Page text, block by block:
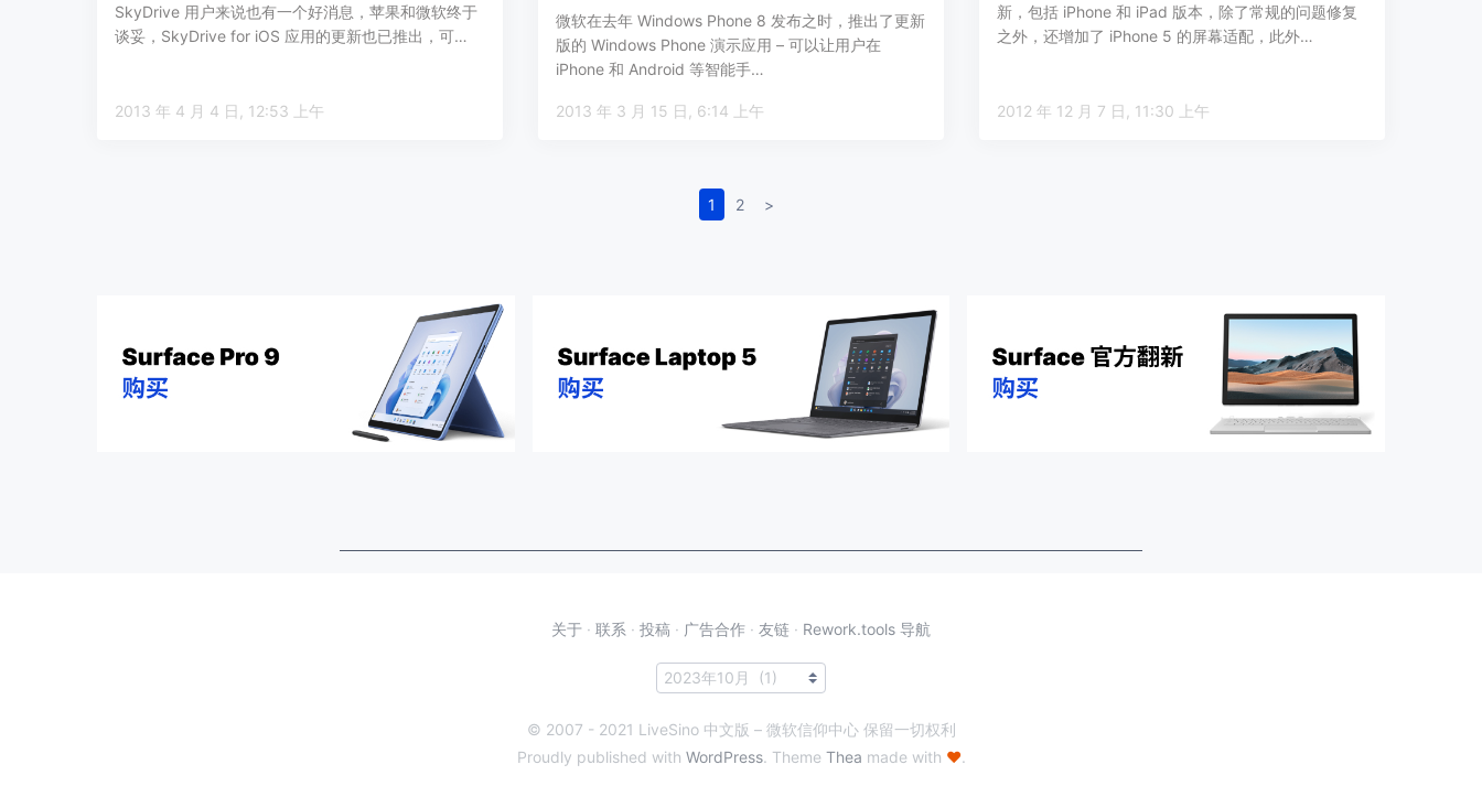
SkyDrive 用户来说也有一个好消息，苹果和微软终于
谈妥，SkyDrive for iOS 应用的更新也已推出，可…
2013 年 4 月 4 日, 12:53 上午
微软在去年 Windows Phone 8 发布之时，推出了更新
版的 Windows Phone 演示应用 – 可以让用户在
iPhone 和 Android 等智能手…
2013 年 3 月 15 日, 6:14 上午
新，包括 iPhone 和 iPad 版本，除了常规的问题修复
之外，还增加了 iPhone 5 的屏幕适配，此外…
2012 年 12 月 7 日, 11:30 上午
1 2 >
关于 · 联系 · 投稿 · 广告合作 · 友链 · Rework.tools 导航
© 2007 - 2021 LiveSino 中文版 – 微软信仰中心 保留一切权利
Proudly published with WordPress. Theme Thea made with ♥.